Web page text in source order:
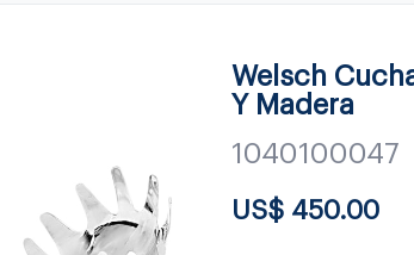
Welsch
Y Madera
1040100047
US$ 450.00